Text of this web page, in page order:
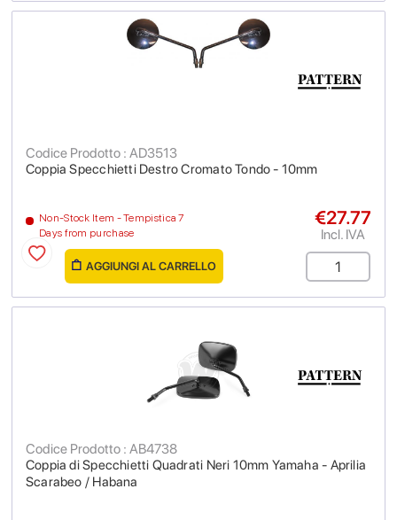
Coppia Specchietti Destro Cromato Tondo - 10mm
Codice Prodotto : AD3513
Non-Stock Item - Tempistica 7
Days from purchase
€27.77
Incl. IVA
AGGIUNGI AL CARRELLO
Coppia di Specchietti Quadrati Neri 10mm Yamaha - Aprilia
Scarabeo / Habana
Codice Prodotto : AB4738